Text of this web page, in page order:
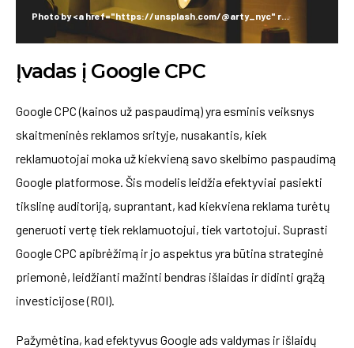
Photo by <a href="https://unsplash.com/@arty_nyc" rel="nofollow">Arthur Osipyan</a> on <a href="https://unsplash.com/?utm_source=hostinger&utm_medium=referral" rel="nofollow">Unsplash</a>
Įvadas į Google CPC
Google CPC (kainos už paspaudimą) yra esminis veiksnys
skaitmeninės reklamos srityje, nusakantis, kiek
reklamuotojai moka už kiekvieną savo skelbimo paspaudimą
Google platformose. Šis modelis leidžia efektyviai pasiekti
tikslinę auditoriją, suprantant, kad kiekviena reklama turėtų
generuoti vertę tiek reklamuotojui, tiek vartotojui. Suprasti
Google CPC apibrėžimą ir jo aspektus yra būtina strateginė
priemonė, leidžianti mažinti bendras išlaidas ir didinti grąžą
investicijose (ROI).
Pažymėtina, kad efektyvus Google ads valdymas ir išlaidų